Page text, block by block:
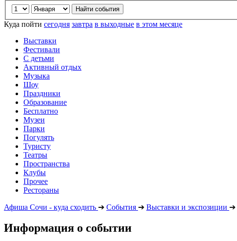
Куда пойти сегодня завтра в выходные в этом месяце
Выставки
Фестивали
С детьми
Активный отдых
Музыка
Шоу
Праздники
Образование
Бесплатно
Музеи
Парки
Погулять
Туристу
Театры
Пространства
Клубы
Прочее
Рестораны
Афиша Сочи - куда сходить ➔ События ➔ Выставки и экспозиции ➔
Информация о событии